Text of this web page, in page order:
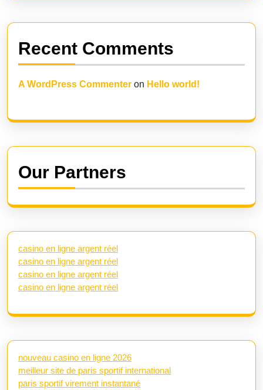
Recent Comments
A WordPress Commenter on Hello world!
Our Partners
casino en ligne argent réel
casino en ligne argent réel
casino en ligne argent réel
casino en ligne argent réel
nouveau casino en ligne 2026
meilleur site de paris sportif international
paris sportif virement instantané